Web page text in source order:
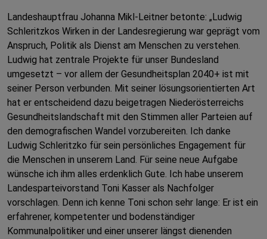
Landeshauptfrau Johanna Mikl-Leitner betonte: „Ludwig
Schleritzkos Wirken in der Landesregierung war geprägt vom
Anspruch, Politik als Dienst am Menschen zu verstehen.
Ludwig hat zentrale Projekte für unser Bundesland
umgesetzt – vor allem der Gesundheitsplan 2040+ ist mit
seiner Person verbunden. Mit seiner lösungsorientierten Art
hat er entscheidend dazu beigetragen Niederösterreichs
Gesundheitslandschaft mit den Stimmen aller Parteien auf
den demografischen Wandel vorzubereiten. Ich danke
Ludwig Schleritzko für sein persönliches Engagement für
die Menschen in unserem Land. Für seine neue Aufgabe
wünsche ich ihm alles erdenklich Gute. Ich habe unserem
Landesparteivorstand Toni Kasser als Nachfolger
vorschlagen. Denn ich kenne Toni schon sehr lange: Er ist ein
erfahrener, kompetenter und bodenständiger
Kommunalpolitiker und einer unserer längst dienenden